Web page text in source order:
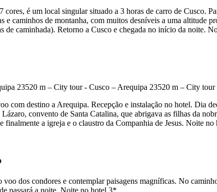
é um local singular situado a 3 horas de carro de Cusco.
e caminhos de montanha, com muitos desníveis a uma altitude
caminhada). Retorno a Cusco e chegada no início da noite.
com destino a Arequipa. Recepção e instalação no hotel. Dia
convento de Santa Catalina, que abrigava as filhas da
a igreja e o claustro da Companhia de Jesus. Noite no
dos condores e contemplar paisagens magníficas. No
passará a noite. Noite no hotel 3*